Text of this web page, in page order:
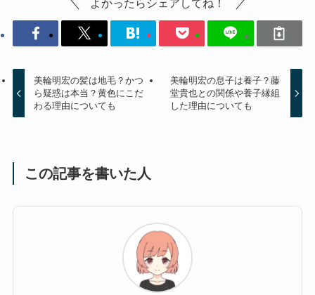
よかったらシェアしてね！
美輪明宏の髪は地毛？かつ
ら疑惑は本当？黄色にこだ
わる理由についても
美輪明宏の息子は養子？藤
堂貴也との関係や養子縁組
した理由についても
この記事を書いた人